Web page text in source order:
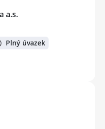
a.s.
Plný úvazek